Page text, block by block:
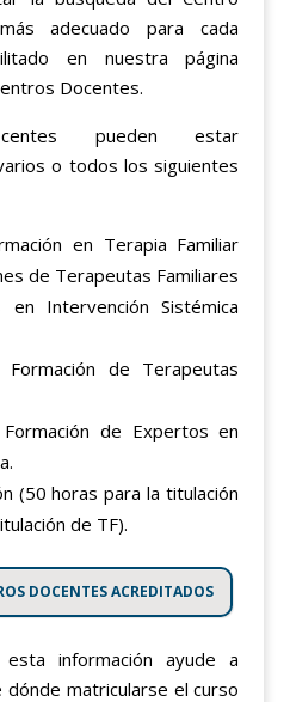
adecuado para cada
en nuestra página
Docentes.
pueden estar
o todos los siguientes
en Terapia Familiar
de Terapeutas Familiares
Intervención Sistémica
de Terapeutas
de Expertos en
(50 horas para la titulación
de TF).
DOCENTES ACREDITADOS
información ayude a
matricularse el curso